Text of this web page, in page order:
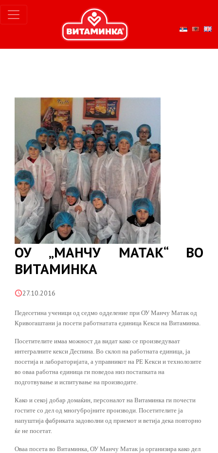
ОУ „МАНЧУ МАТАК“ ВО
ВИТАМИНКА
27.10.2016
Педесетина ученици од седмо одделение при ОУ Манчу Матак од
Кривогаштани ја посети работнатата единица Кекси на Витаминка.
Посетителите имаа можност да видат како се произведуваат
интегралните кекси Деспина. Во склоп на работната единица, ја
посетија и лабораторијата, а управникот на РЕ Кекси и технолозите
во оваа работна единица ги поведоа низ постапката на
подготвување и испитување на производите.
Како и секој добар домаќин, персоналот на Витаминка ги почести
гостите со дел од многубројните производи. Посетителите ја
напуштија фабриката задоволни од приемот и ветија дека повторно
ќе не посетат.
Оваа посета во Витаминка, ОУ Манчу Матак ја организира како дел